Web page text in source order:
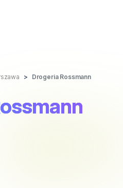
Drogeria Rossmann